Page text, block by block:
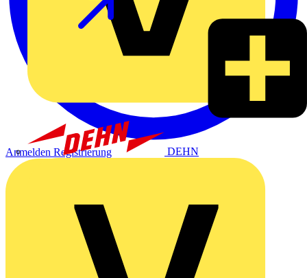
DEHN
Anmelden Registrierung